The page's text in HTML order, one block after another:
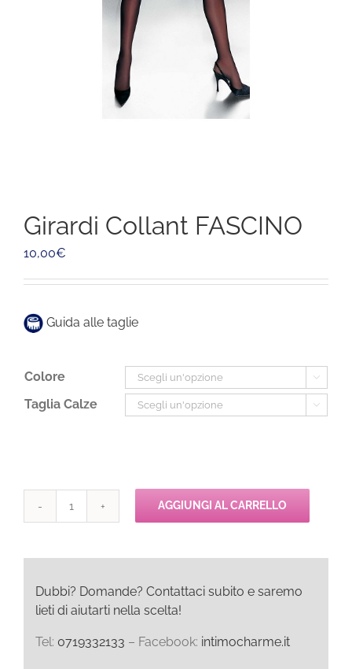
Girardi Collant FASCINO
10,00€
Guida alle taglie
Colore 
Taglia Calze 
Girardi
AGGIUNGI AL CARRELLO
Dubbi? Domande? Contattaci subito e saremo
lieti di aiutarti nella scelta!
Tel: 0719332133 – Facebook: intimocharme.it